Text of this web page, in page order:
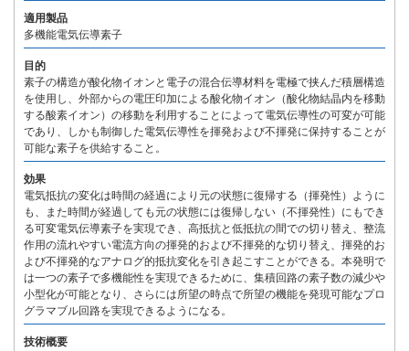
適用製品
多機能電気伝導素子
目的
素子の構造が酸化物イオンと電子の混合伝導材料を電極で挟んだ積層構造
を使用し、外部からの電圧印加による酸化物イオン（酸化物結晶内を移動
する酸素イオン）の移動を利用することによって電気伝導性の可変が可能
であり、しかも制御した電気伝導性を揮発および不揮発に保持することが
可能な素子を供給すること。
効果
電気抵抗の変化は時間の経過により元の状態に復帰する（揮発性）ように
も、また時間が経過しても元の状態には復帰しない（不揮発性）にもでき
る可変電気伝導素子を実現でき、高抵抗と低抵抗の間での切り替え、整流
作用の流れやすい電流方向の揮発的および不揮発的な切り替え、揮発的お
よび不揮発的なアナログ的抵抗変化を引き起こすことができる。本発明で
は一つの素子で多機能性を実現できるために、集積回路の素子数の減少や
小型化が可能となり、さらには所望の時点で所望の機能を発現可能なプロ
グラマブル回路を実現できるようになる。
技術概要